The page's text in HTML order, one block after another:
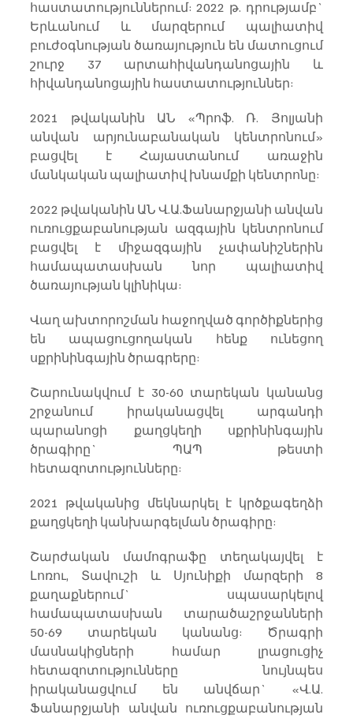
հաստատություններում: 2022 թ. դրությամբ`
Երևանում և մարզերում պալիատիվ
բուժօգնության ծառայություն են մատուցում
շուրջ 37 արտահիվանդանոցային և
հիվանդանոցային հաստատություններ:
2021 թվականին ԱՆ «Պրոֆ. Ռ. Յոլյանի
անվան արյունաբանական կենտրոնում»
բացվել է Հայաստանում առաջին
մանկական պալիատիվ խնամքի կենտրոնը:
2022 թվականին ԱՆ Վ.Ա.Ֆանարջյանի անվան
ուռուցքաբանության ազգային կենտրոնում
բացվել է միջազգային չափանիշներին
համապատասխան նոր պալիատիվ
ծառայության կլինիկա:
Վաղ ախտորոշման հաջողված գործիքներից
են ապացուցողական հենք ունեցող
սքրինինգային ծրագրերը:
Շարունակվում է 30-60 տարեկան կանանց
շրջանում իրականացվել արգանդի
պարանոցի քաղցկեղի սքրինինգային
ծրագիրը` ՊԱՊ թեստի
հետազոտությունները:
2021 թվականից մեկնարկել է կրծքագեղձի
քաղցկեղի կանխարգելման ծրագիրը:
Շարժական մամոգրաֆը տեղակայվել է
Լոռու, Տավուշի և Սյունիքի մարզերի 8
քաղաքներում` սպասարկելով
համապատասխան տարածաշրջանների
50-69 տարեկան կանանց: Ծրագրի
մասնակիցների համար լրացուցիչ
հետազոտությունները նույնպես
իրականացվում են անվճար` «Վ.Ա.
Ֆանարջյանի անվան ուռուցքաբանության